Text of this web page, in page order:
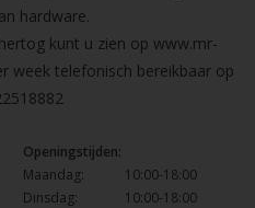
hardware.
kunt u zien op www.mr-
week telefonisch bereikbaar op
Openingstijden:
Maandag:
10:00-18:00
Dinsdag:
10:00-18:00